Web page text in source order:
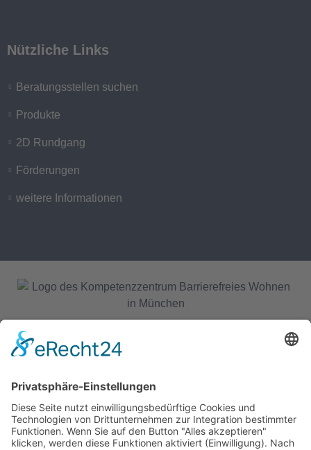
Nützliche Links
Beratungsstellen suchen
Produkte
2D Rundgang
Förderungen
weitere Informationen